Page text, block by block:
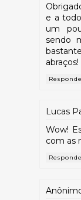
e a
um
sendo
abraços!
Lucas
Wow!
com as